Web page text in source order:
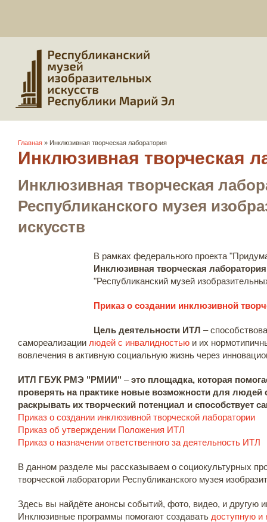
Вы здесь
Главная » Инклюзивная творческая лаборатория
Инклюзивная творческая
Инклюзивная творческая
Республиканского музея
искусств
В рамках федерального проекта
Инклюзивная творческая
"Республиканский музей
Приказ о создании инклюзивной
Цель деятельности ИТЛ –
самореализации людей с инвалидностью и их
вовлечения в активную социальную жизнь через
ИТЛ ГБУК РМЭ "РМИИ" –это площадка, которая
проверять на практике новые возможности для людей
раскрывать их творческий потенциал и способствует
Приказ о создании инклюзивной творческой лаборатории
Приказ об утверждении Положения ИТЛ
Приказ о назначении ответственного за деятельность ИТЛ
В данном разделе мы рассказываем о социокультурных
творческой лаборатории Республиканского музея
Здесь вы найдёте анонсы событий, фото, видео, и другую
Инклюзивные программы помогают создавать доступную и